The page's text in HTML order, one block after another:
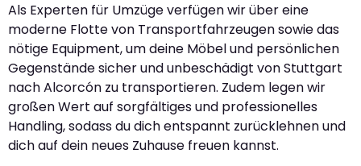
Als Experten für Umzüge verfügen wir über eine
moderne Flotte von Transportfahrzeugen sowie das
nötige Equipment, um deine Möbel und persönlichen
Gegenstände sicher und unbeschädigt von Stuttgart
nach Alcorcón zu transportieren. Zudem legen wir
großen Wert auf sorgfältiges und professionelles
Handling, sodass du dich entspannt zurücklehnen und
dich auf dein neues Zuhause freuen kannst.